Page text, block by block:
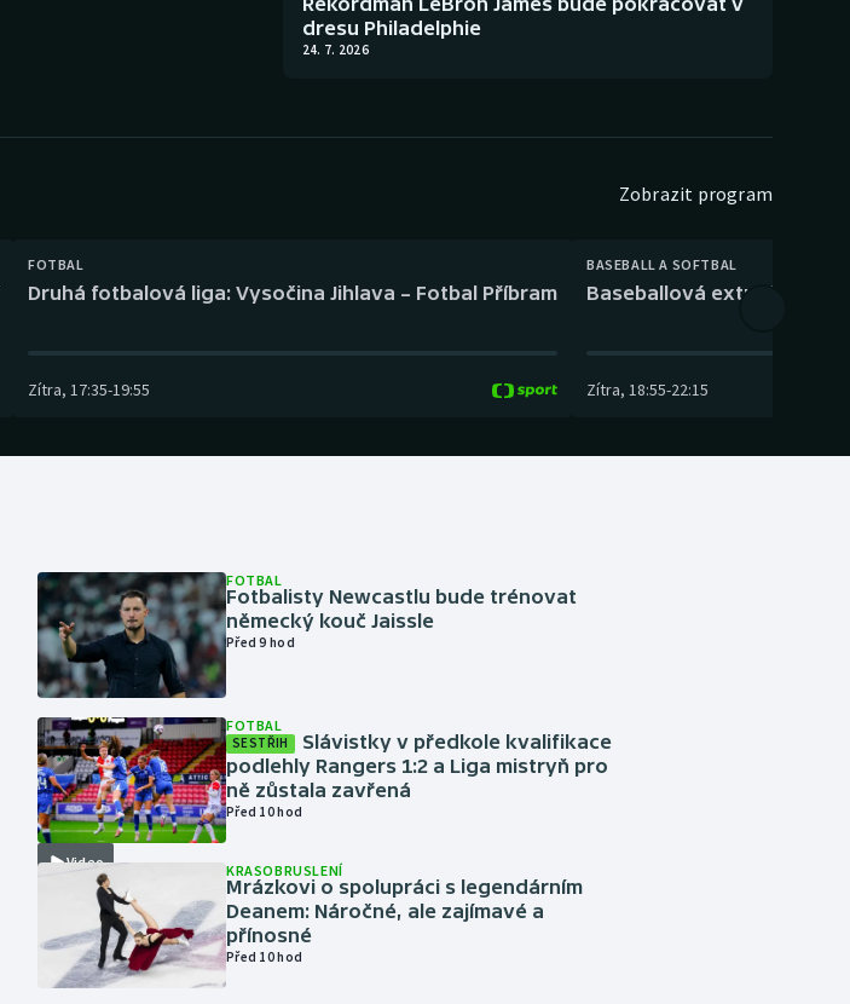
dresu Philadelphie
24. 7. 2026
Zobrazit program
FOTBAL
Druhá fotbalová liga: Vysočina Jihlava – Fotbal Příbram
Zítra, 17:35-19:55
BASEBALL A SOFTBAL
Baseballová extraliga:
Zítra, 18:55-22:15
FOTBAL
Fotbalisty Newcastlu bude trénovat
německý kouč Jaissle
Před 9 hod
Video
FOTBAL
SESTŘIH
Slávistky v předkole kvalifikace
podlehly Rangers 1:2 a Liga mistryň pro
ně zůstala zavřená
Před 10 hod
KRASOBRUSLENÍ
Mrázkovi o spolupráci s legendárním
Deanem: Náročné, ale zajímavé a
přínosné
Před 10 hod